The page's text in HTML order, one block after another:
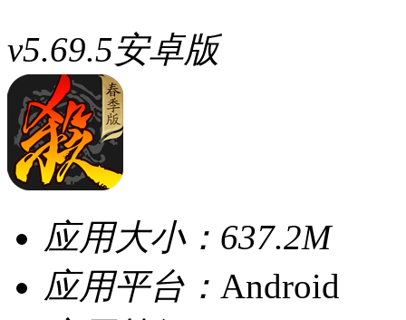
v5.69.5安卓版
应用大小： 637.2M
应用平台： Android